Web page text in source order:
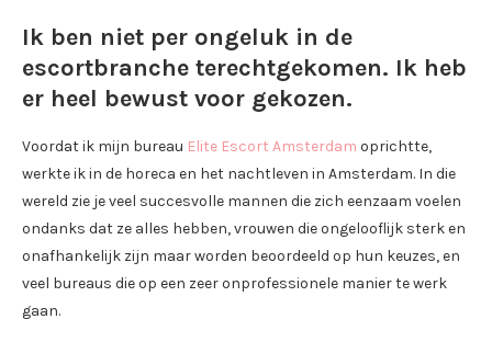
Ik ben niet per ongeluk in de
escortbranche terechtgekomen. Ik heb
er heel bewust voor gekozen.
Voordat ik mijn bureau Elite Escort Amsterdam oprichtte,
werkte ik in de horeca en het nachtleven in Amsterdam. In die
wereld zie je veel succesvolle mannen die zich eenzaam voelen
ondanks dat ze alles hebben, vrouwen die ongelooflijk sterk en
onafhankelijk zijn maar worden beoordeeld op hun keuzes, en
veel bureaus die op een zeer onprofessionele manier te werk
gaan.